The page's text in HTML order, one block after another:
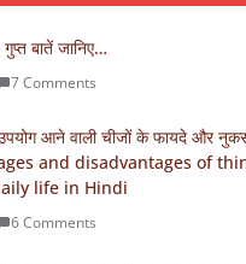
बातें जानिए…
7 Comments
आने वाली चीजों के फायदे और
and disadvantages of
life in Hindi
6 Comments